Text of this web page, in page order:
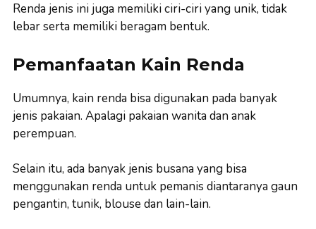
Renda jenis ini juga memiliki ciri-ciri yang unik, tidak
lebar serta memiliki beragam bentuk.
Pemanfaatan Kain Renda
Umumnya, kain renda bisa digunakan pada banyak
jenis pakaian. Apalagi pakaian wanita dan anak
perempuan.
Selain itu, ada banyak jenis busana yang bisa
menggunakan renda untuk pemanis diantaranya gaun
pengantin, tunik, blouse dan lain-lain.